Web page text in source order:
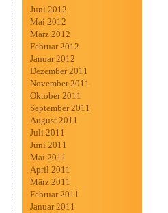
Juni 2012
Mai 2012
März 2012
Februar 2012
Januar 2012
Dezember 2011
November 2011
Oktober 2011
September 2011
August 2011
Juli 2011
Juni 2011
Mai 2011
April 2011
März 2011
Februar 2011
Januar 2011